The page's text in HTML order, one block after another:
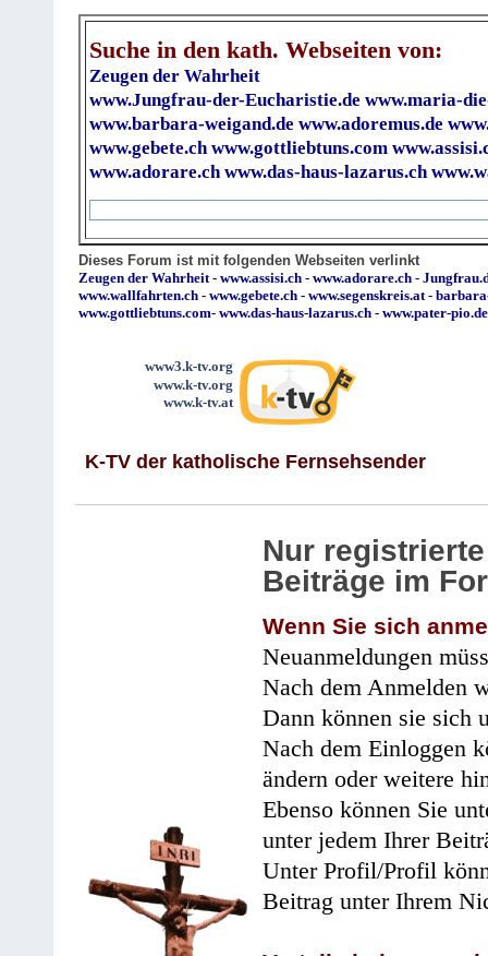
Suche in den kath. Webseiten von:
Zeugen der Wahrheit
www.Jungfrau-der-Eucharistie.de www.maria-
www.barbara-weigand.de www.adoremus.de
www.gebete.ch www.gottliebtuns.com
www.adorare.ch www.das-haus-lazarus.ch
Dieses Forum ist mit folgenden Webseiten verlinkt
Zeugen der Wahrheit - www.assisi.ch - www.adorare.ch -
www.wallfahrten.ch - www.gebete.ch - www.segenskreis.at -
www.gottliebtuns.com- www.das-haus-lazarus.ch - www.pater-pio.de
www3.k-tv.org
www.k-tv.org
www.k-tv.at
K-TV der katholische Fernsehsender
Nur
Beiträge im
Wenn Sie sich
Neuanmeldungen
Nach dem Anmelden
Dann können sie sich
Nach dem Einloggen
ändern oder weitere
Ebenso können Sie
unter jedem Ihrer
Unter Profil/Profil
Beitrag unter Ihrem